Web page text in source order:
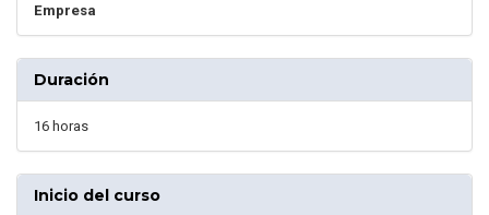
Empresa
Duración
16 horas
Inicio del curso